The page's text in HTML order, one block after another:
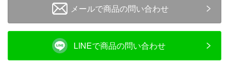
九州・沖縄
メールで商品の問い合わせ
LINEで商品の問い合わせ